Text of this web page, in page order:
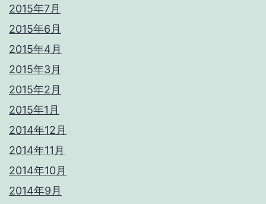
2015年7月
2015年6月
2015年4月
2015年3月
2015年2月
2015年1月
2014年12月
2014年11月
2014年10月
2014年9月